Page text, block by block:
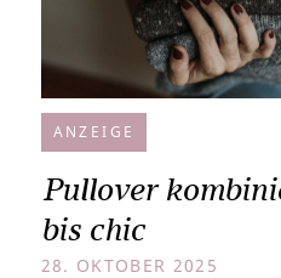
ANZEIGE
Pullover
bis chic
28. OKTOBER 2025